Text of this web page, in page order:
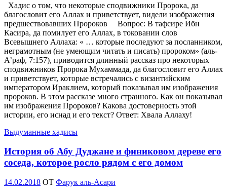
Хадис о том, что некоторые сподвижники Пророка, да
благословит его Аллах и приветствует, видели изображения
предшествовавших Пророков Вопрос: В тафсире Ибн
Касира, да помилует его Аллах, в токовании слов
Всевышнего Аллаха: « … которые последуют за посланником,
неграмотным (не умеющим читать и писать) пророком» (аль-
А’раф, 7:157), приводится длинный рассказ про некоторых
сподвижников Пророка Мухаммада, да благословит его Аллах
и приветствует, которые встречались с византийским
императором Ираклием, который показывал им изображения
пророков. В этом рассказе много странного. Как он показывал
им изображения Пророков? Какова достоверность этой
истории, его иснад и его текст? Ответ: Хвала Аллаху!
Выдуманные хадисы
История об Абу Дуджане и финиковом дереве его
соседа, которое росло рядом с его домом
Опубликовано
14.02.2018 OT Фарук аль-Асари